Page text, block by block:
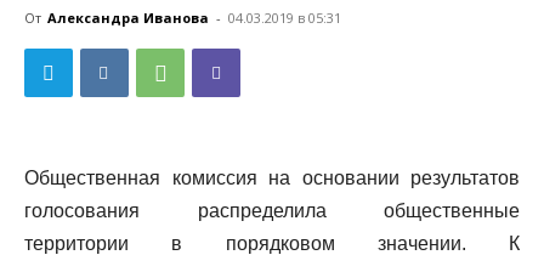
От Александра Иванова - 04.03.2019 в 05:31
Общественная комиссия на основании результатов
голосования распределила общественные
территории в порядковом значении. К